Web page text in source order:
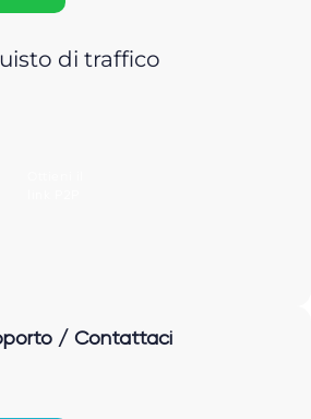
di traffico
/ Contattaci